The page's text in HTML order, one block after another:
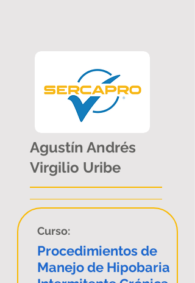
Agustín Andrés
Virgilio Uribe
Curso:
Procedimientos de
Manejo de Hipobaria